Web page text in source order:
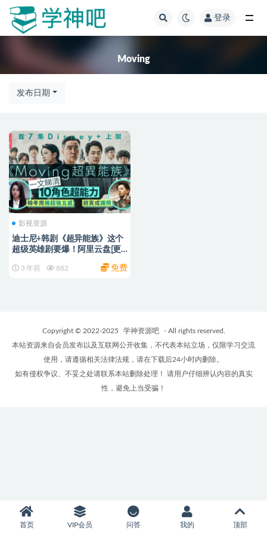
登录
Moving
发布日期
影视资源
迪士尼+韩剧《超异能族》这个
超级英雄剧要爆！阿里云盘[更
3 年前 882 免费
Copyright © 2022-2025 学神资源吧
- All rights reserved.
本站资源来自会员发布以及互联网公开收集，不代表本站立场，仅限学习交流
使用，请遵循相关法律法规，请在下载后24小时内删除。
如有侵权争议、不妥之处请联系本站删除处理！ 请用户仔细辨认内容的真实
性，避免上当受骗！
首页 VIP会员 问答 我的 顶部